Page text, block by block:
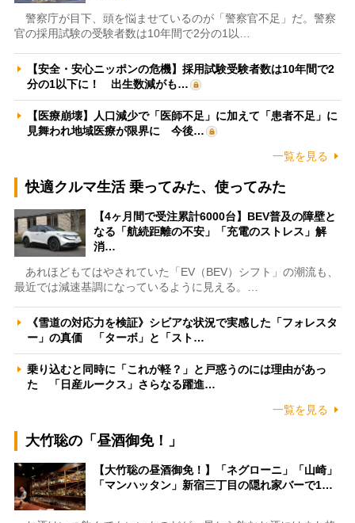
警察庁が目下、頭を悩ませているのが「警察官不足」だ。警察
官の採用試験の受験者数は10年間で2分の1以…
【安全・安心ニッポンの危機】採用試験受験者数は10年間で2
分の1以下に！ 出生数減がも…
【医療崩壊】人口減少で「医師不足」に加えて「患者不足」に
見舞われ地域医療が限界に 今後…
一覧を見る
快適クルマ生活 乗ってみた、使ってみた
【4ヶ月間で受注累計6000台】BEV普及の障壁と
なる「航続距離の不安」「充電のストレス」解
消…
あれほどもてはやされていた「EV（BEV）シフト」の潮流も、
最近では減速基調になっているように見える。…
《雪道の対応力を検証》シビアな状況で実感した「フォレスタ
ー」の真価 「ターボ」と「スト…
乗り込むと同時に「これが軽？」と戸惑うのには理由があっ
た 「日産ルークス」さらなる躍進…
一覧を見る
大竹聡の「昼酒御免！」
【大竹聡の昼酒御免！】「ネグローニ」「山崎」
「マンハッタン」新宿三丁目の隠れ家バーで1…